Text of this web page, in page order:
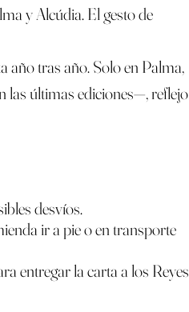
y Alcúdia. El gesto de
año tras año. Solo en Palma,
las últimas ediciones—, reflejo
desvíos.
ir a pie o en transporte
entregar la carta a los Reyes